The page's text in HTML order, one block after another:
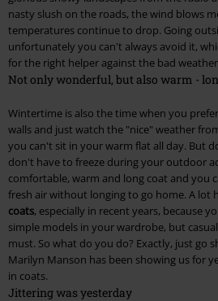
nasty slush on the roads, the wind blows
temperatures continue to drop. Going
unfortunately you can't always avoid it,
for the right helper against the bad
Not only wonderful, but also warm -
Wintertime is also the time when you
walls and just watch the "nice" weather
you can't sit in your warm flat all day. But
don't have to freeze during your outdoor
comfortable, warm and long coat and you
fresh air without longing to go home. A lot
coats, especially in recent years, because
simple models in your wardrobe, but
must. So what do you do? Exactly, just go
Marilyn Manson has been showing us for
in coats.
Jittering was yesterday